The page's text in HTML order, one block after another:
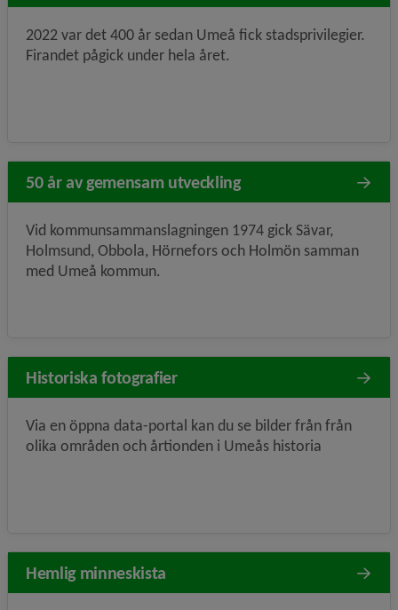
2022 var det 400 år sedan Umeå fick stadsprivilegier.
Firandet pågick under hela året.
50 år av gemensam utveckling
Vid kommun­samman­slagningen 1974 gick Sävar,
Holmsund, Obbola, Hörnefors och Holmön samman
med Umeå kommun.
Historiska fotografier
Via en öppna data-portal kan du se bilder från från
olika områden och årtionden i Umeås historia
Hemlig minneskista